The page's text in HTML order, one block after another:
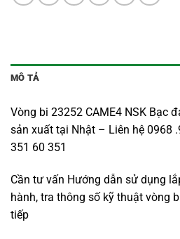
MÔ TẢ
Vòng bi 23252 CAME4 NSK Bạc
sản xuất tại Nhật – Liên hệ 0968
351 60 351
Cần tư vấn Hướng dẫn sử dụng
hành, tra thông số kỹ thuật vòng
tiếp